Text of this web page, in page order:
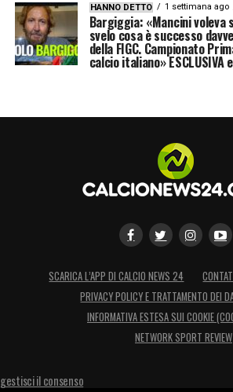
HANNO DETTO 1 settimana ago
Bargiggia: «Mancini voleva
svelo cosa è successo
della FIGC. Campionato
calcio italiano» ESCLUSIVA
SCARICA L’APP DI CALCIO NEWS 24
PRIVACY POLICY E TRATTAMENTO DEI
INFORMATIVA ESTESA SUI COOKIE
NETWORK SPORT REVIEW
gestisci il consenso